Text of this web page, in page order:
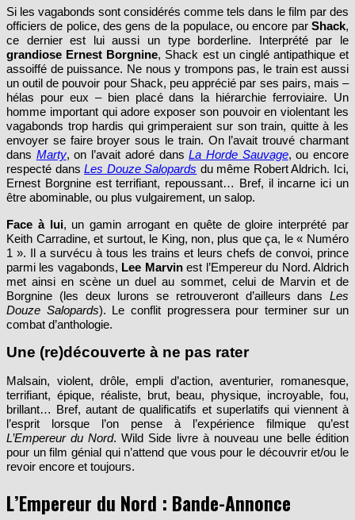
Si les vagabonds sont considérés comme tels dans le film par des
officiers de police, des gens de la populace, ou encore parShack
ce dernier est lui aussi un type borderline. Interprété par le
grandiose Ernest Borgnine , Shack est un cinglé antipathique et
assoiffé de puissance. Ne nous y trompons pas, le train est aussi
un outil de pouvoir pour Shack, peu apprécié par ses pairs, mais –
hélas pour eux – bien placé dans la hiérarchie ferroviaire. Un
homme important qui adore exposer son pouvoir en violentant les
vagabonds trop hardis qui grimperaient sur son train, quitte à les
envoyer se faire broyer sous le train. On l’avait trouvé charmant
dans Marty, on l’avait adoré dans La Horde Sauvage, ou encore
respecté dans Les Douze Salopards du même Robert Aldrich. Ici,
Ernest Borgnine est terrifiant, repoussant… Bref, il incarne ici un
être abominable, ou plus vulgairement, un salop.
Face à lui, un gamin arrogant en quête de gloire interprété par
Keith Carradine, et surtout, le King, non, plus que ça, le « Numéro
1 ». Il a survécu à tous les trains et leurs chefs de convoi, prince
parmi les vagabonds, Lee Marvin est l’Empereur du Nord. Aldrich
met ainsi en scène un duel au sommet, celui de Marvin et de
Borgnine (les deux lurons se retrouveront d’ailleurs dans Les
Douze Salopards). Le conflit progressera pour terminer sur un
combat d’anthologie.
Une (re)découverte à ne pas rater
Malsain, violent, drôle, empli d’action, aventurier, romanesque,
terrifiant, épique, réaliste, brut, beau, physique, incroyable, fou,
brillant… Bref, autant de qualificatifs et superlatifs qui viennent à
l’esprit lorsque l’on pense à l’expérience filmique qu’est
L’Empereur du Nord. Wild Side livre à nouveau une belle édition
pour un film génial qui n’attend que vous pour le découvrir et/ou le
revoir encore et toujours.
L’Empereur du Nord : Bande-Annonce